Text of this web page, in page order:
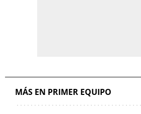
MÁS EN PRIMER EQUIPO